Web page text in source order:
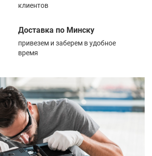
клиентов
Доставка по Минску
привезем и заберем в удобное
время